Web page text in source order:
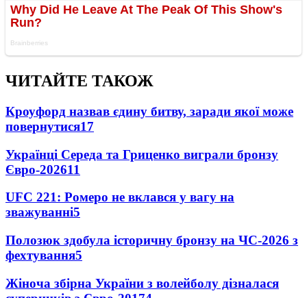
ЧИТАЙТЕ ТАКОЖ
Кроуфорд назвав єдину битву, заради якої може
повернутися17
Українці Середа та Гриценко виграли бронзу
Євро-202611
UFC 221: Ромеро не вклався у вагу на
зважуванні5
Полозюк здобула історичну бронзу на ЧС-2026 з
фехтування5
Жіноча збірна України з волейболу дізналася